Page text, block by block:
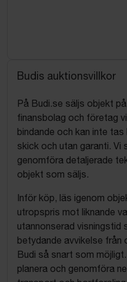
Budis auktionsvillkor
På Budi.se säljs objekt
finansbolag och företag
bindande och kan inte
skick och utan garanti. Vi
genomföra detaljerade
objekt som säljs.
Inför köp, läs igenom
utropspris mot liknande
utannonserad visningstid
betydande avvikelse från
Budi så snart som
planera och genomföra